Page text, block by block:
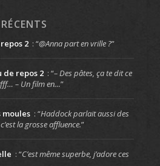
2 : “@Anna part en vrille ?”
de repos 2 : “– Des pâtes, ça te dit ce
– Un film en…”
moules : “Haddock parlait aussi des
la grosse affluence.”
: “C’est même superbe, j’adore ces